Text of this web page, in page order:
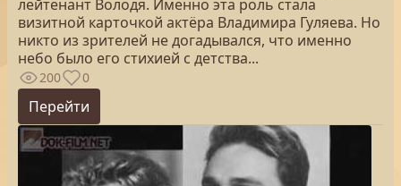
лейтенант Володя. Именно эта роль стала
визитной карточкой актёра Владимира Гуляева. Но
никто из зрителей не догадывался, что именно
небо было его стихией с детства...
200 0
Перейти